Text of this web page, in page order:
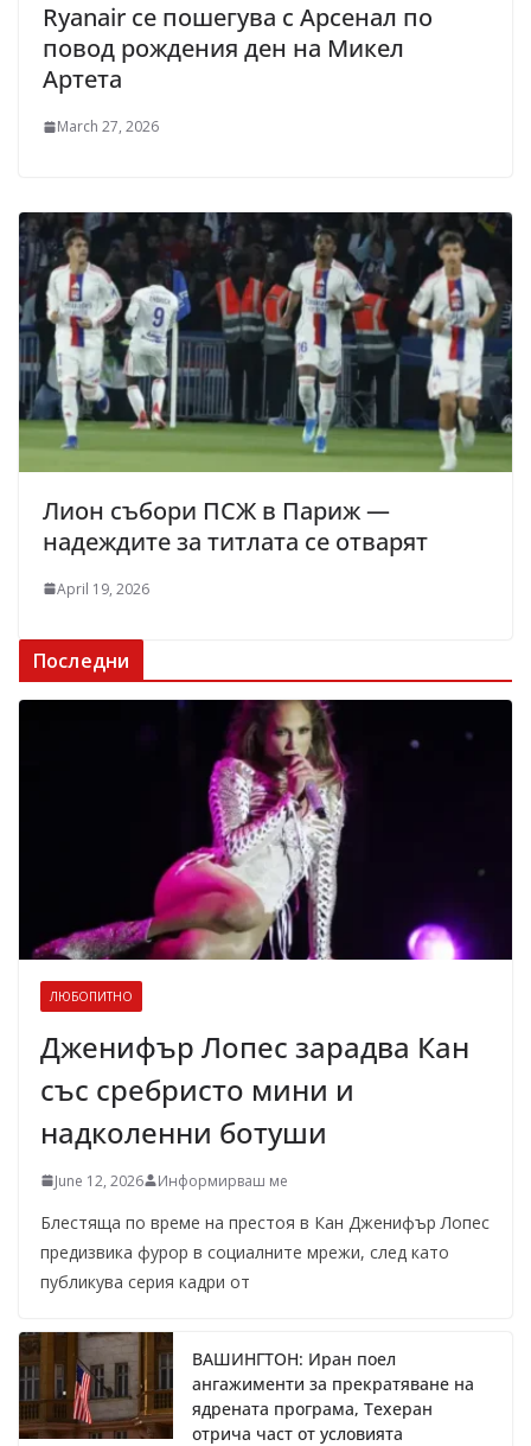
Ryanair се пошегува с Арсенал по
повод рождения ден на Микел
Артета
March 27, 2026
Лион събори ПСЖ в Париж —
надеждите за титлата се отварят
April 19, 2026
Последни
ЛЮБОПИТНО
Дженифър Лопес зарадва Кан
със сребристо мини и
надколенни ботуши
June 12, 2026 Информирваш ме
Блестяща по време на престоя в Кан Дженифър Лопес
предизвика фурор в социалните мрежи, след като
публикува серия кадри от
ВАШИНГТОН: Иран поел
ангажименти за прекратяване на
ядрената програма, Техеран
отрича част от условията